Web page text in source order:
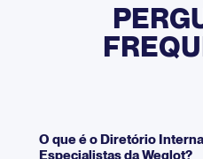
O que é o Diretório
Especialistas da Weglot?